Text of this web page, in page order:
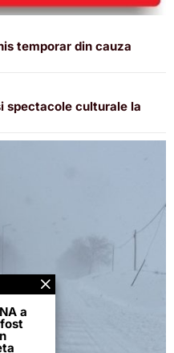
temporar din cauza
spectacole culturale la
a